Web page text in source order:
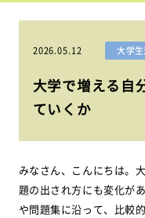
2026.05.12 大学
大学で増える自
ていくか
みなさん、こんにちは。
題の出され方にも変化が
や問題集に沿って、比較